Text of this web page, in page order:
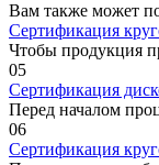
Вам также может
Сертификация
Чтобы продукция
05
Сертификация
Перед началом
06
Сертификация